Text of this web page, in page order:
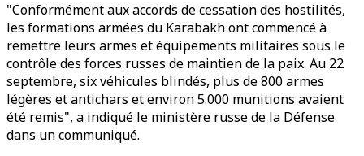
"Conformément aux accords de cessation des hostilités,
les formations armées du Karabakh ont commencé à
remettre leurs armes et équipements militaires sous le
contrôle des forces russes de maintien de la paix. Au 22
septembre, six véhicules blindés, plus de 800 armes
légères et antichars et environ 5.000 munitions avaient
été remis", a indiqué le ministère russe de la Défense
dans un communiqué.